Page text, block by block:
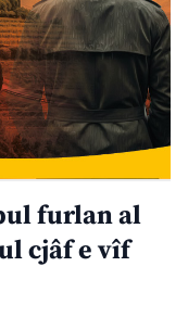
furlan al
cjâf e vîf